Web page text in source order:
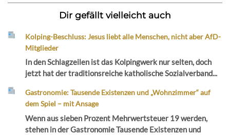
Dir gefällt vielleicht auch
Kolping-Beschluss: Jesus liebt alle Menschen, nicht aber AfD-
Mitglieder
In den Schlagzeilen ist das Kolpingwerk nur selten, doch
jetzt hat der traditionsreiche katholische Sozialverband...
Gastronomie: Tausende Existenzen und „Wohnzimmer“ auf
dem Spiel – mit Ansage
Wenn aus sieben Prozent Mehrwertsteuer 19 werden,
stehen in der Gastronomie Tausende Existenzen und